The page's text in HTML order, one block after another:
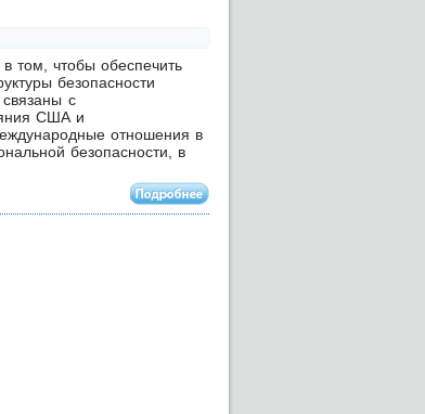
том, чтобы обеспечить
безопасности
с
США и
отношения в
безопасности, в